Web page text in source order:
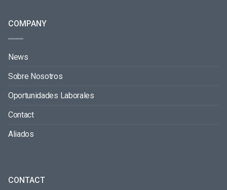
COMPANY
News
Sobre Nosotros
Oportunidades Laborales
Contact
Aliados
CONTACT